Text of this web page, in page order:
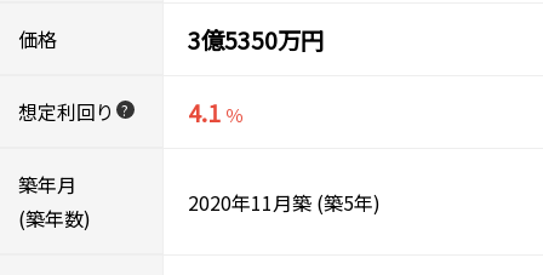
価格 3億5350万円
想定利回り ? 4.1 ％
築年月
(築年数)
2020年11月築 (築5年)